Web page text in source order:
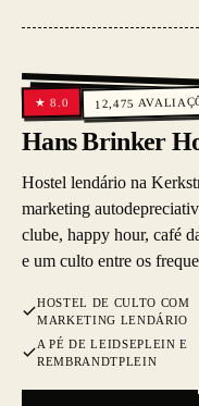
★8.0 12,475
Hans Brinker
Hostel lendário na
marketing
clube, happy hour, café
e um culto entre os
HOSTEL DE CULTO COM
MARKETING LENDÁRIO
A PÉ DE LEIDSEPLEIN E
REMBRANDTPLEIN